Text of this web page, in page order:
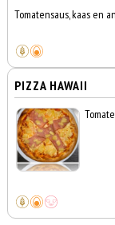
Tomatensaus, kaas en
PIZZA HAWAII